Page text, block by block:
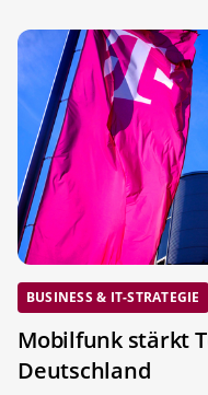
BUSINESS & IT-STRATEGIE
Mobilfunk stärkt
Deutschland